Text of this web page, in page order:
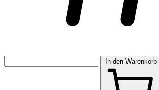
In den Warenkorb